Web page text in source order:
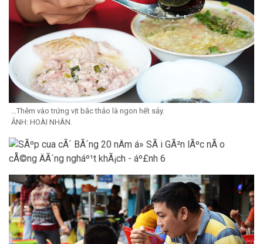
…Thêm vào trứng vịt bắc thảo là ngon hết sảy.
ẢNH: HOÀI NHÂN.